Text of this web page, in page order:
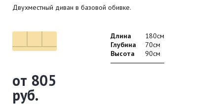
Двухместный диван в базовой обивке.
от 805
руб.
Длина
180см
Глубина
70см
Высота
90см